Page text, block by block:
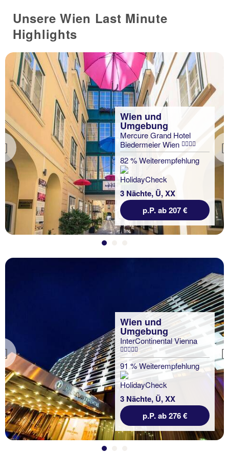
Unsere Wien Last Minute
Highlights
Previous
Wien und
Umgebung
Mercure Grand Hotel
Biedermeier Wien
82 % Weiterempfehlung
3 Nächte, Ü, XX
p.P. ab 207 €
Previous
Wien und
Umgebung
InterContinental Vienna
91 % Weiterempfehlung
3 Nächte, Ü, XX
p.P. ab 276 €